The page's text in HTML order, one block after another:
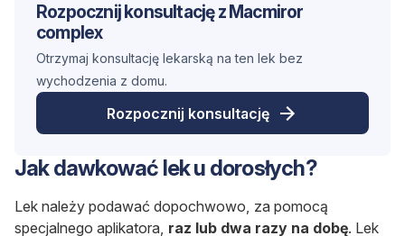
Rozpocznij konsultację z Macmiror
complex
Otrzymaj konsultację lekarską na ten lek bez
wychodzenia z domu.
Rozpocznij konsultację
Jak dawkować lek u dorosłych?
Lek należy podawać dopochwowo, za pomocą
specjalnego aplikatora, raz lub dwa razy na dobę. Lek